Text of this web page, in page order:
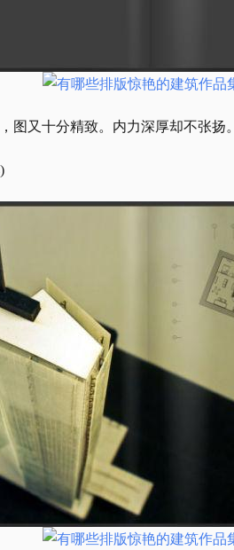
图又十分精致。内力深厚却不张扬。